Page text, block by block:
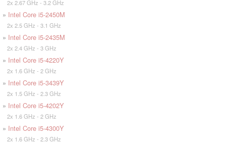
2x 2.67 GHz - 3.2 GHz
» Intel Core i5-2450M
2x 2.5 GHz - 3.1 GHz
» Intel Core i5-2435M
2x 2.4 GHz - 3 GHz
» Intel Core i5-4220Y
2x 1.6 GHz - 2 GHz
» Intel Core i5-3439Y
2x 1.5 GHz - 2.3 GHz
» Intel Core i5-4202Y
2x 1.6 GHz - 2 GHz
» Intel Core i5-4300Y
2x 1.6 GHz - 2.3 GHz